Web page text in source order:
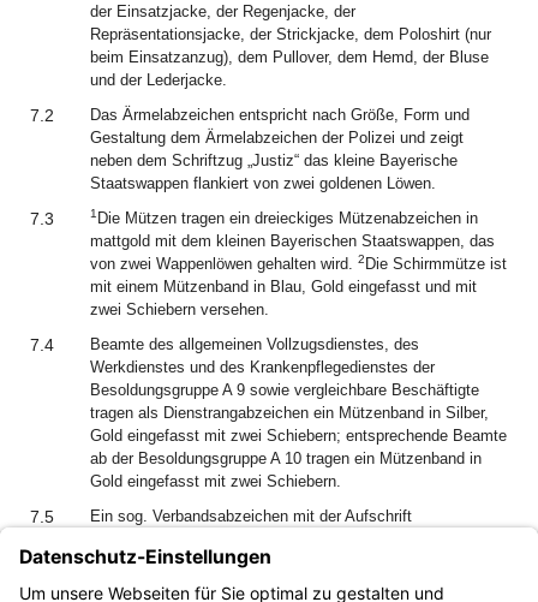
der Einsatzjacke, der Regenjacke, der
Repräsentationsjacke, der Strickjacke, dem Poloshirt (nur
beim Einsatzanzug), dem Pullover, dem Hemd, der Bluse
und der Lederjacke.
7.2
Das Ärmelabzeichen entspricht nach Größe, Form und
Gestaltung dem Ärmelabzeichen der Polizei und zeigt
neben dem Schriftzug „Justiz“ das kleine Bayerische
Staatswappen flankiert von zwei goldenen Löwen.
7.3 1 Die Mützen tragen ein dreieckiges Mützenabzeichen in
mattgold mit dem kleinen Bayerischen Staatswappen, das
von zwei Wappenlöwen gehalten wird. 2 Die Schirmmütze ist
mit einem Mützenband in Blau, Gold eingefasst und mit
zwei Schiebern versehen.
7.4
Beamte des allgemeinen Vollzugsdienstes, des
Werkdienstes und des Krankenpflegedienstes der
Besoldungsgruppe A 9 sowie vergleichbare Beschäftigte
tragen als Dienstrangabzeichen ein Mützenband in Silber,
Gold eingefasst mit zwei Schiebern; entsprechende Beamte
ab der Besoldungsgruppe A 10 tragen ein Mützenband in
Gold eingefasst mit zwei Schiebern.
7.5
Ein sog. Verbandsabzeichen mit der Aufschrift
Brusttasche des Diensthemdes, der Dienstbluse, der
Repräsentationsjacke, der Lederjacke, der Mehrzweckjacke